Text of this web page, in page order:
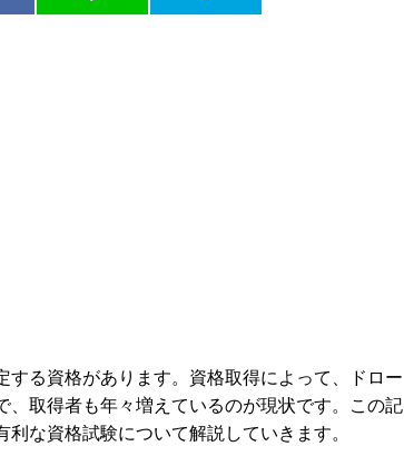
する資格があります。資格取得によって、ドロー
、取得者も年々増えているのが現状です。この記
な資格試験について解説していきます。